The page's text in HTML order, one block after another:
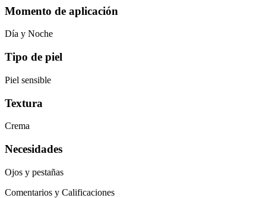
Momento de aplicación
Día y Noche
Tipo de piel
Piel sensible
Textura
Crema
Necesidades
Ojos y pestañas
Comentarios y Calificaciones